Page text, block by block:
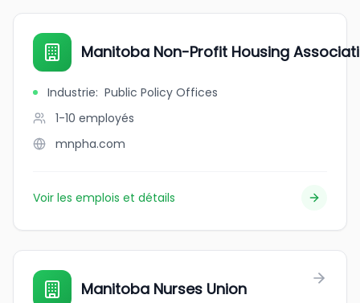
Manitoba Non-Profit Housing
Industrie: Public Policy Offices
1-10 employés
mnpha.com
Voir les emplois et détails
Manitoba Nurses Union